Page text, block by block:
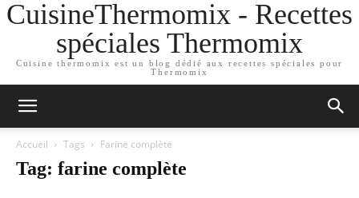
CuisineThermomix - Recettes
spéciales Thermomix
Cuisine thermomix est un blog dédié aux recettes spéciales pour
Thermomix
Accueil Tags Farine complète
Tag: farine complète